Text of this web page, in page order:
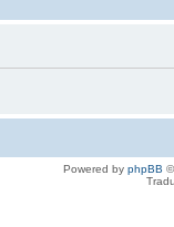
Powered by phpBB